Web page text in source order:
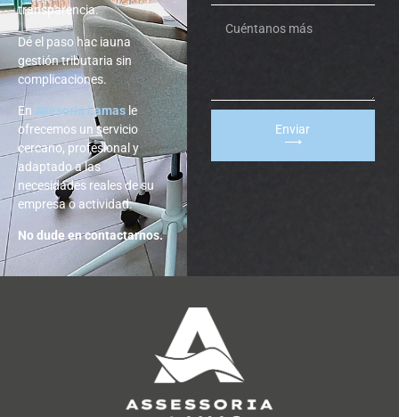
transparencia.
Dé el paso hac iauna
gestión tributaria sin
complicaciones.
En Asesoría Lamas le
ofrecemos un servicio
cercano, profesional y
adaptado a las
necesidades reales de su
empresa o actividad.
No dude en contactarnos.
Enviar
⟶